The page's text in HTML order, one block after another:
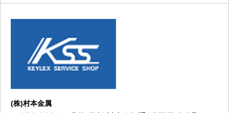
(株)村本金属